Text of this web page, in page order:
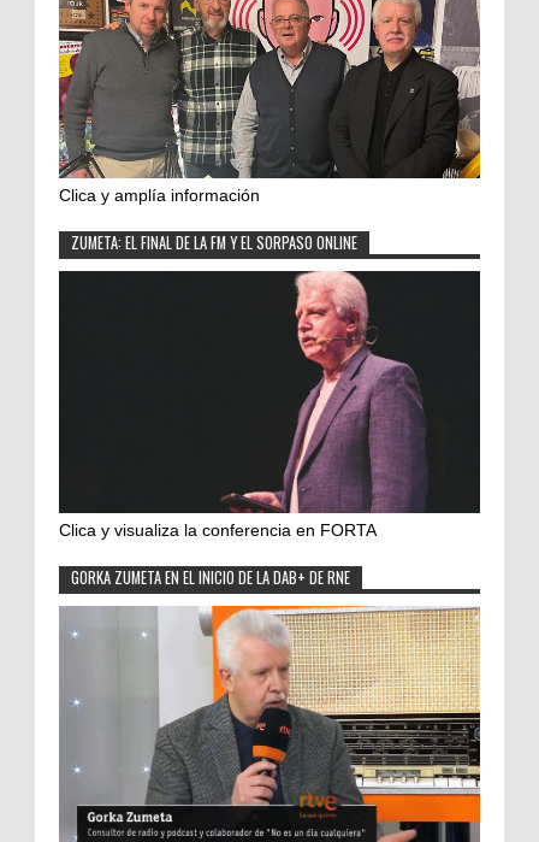
Clica y amplía información
ZUMETA: EL FINAL DE LA FM Y EL SORPASO ONLINE
Clica y visualiza la conferencia en FORTA
GORKA ZUMETA EN EL INICIO DE LA DAB+ DE RNE